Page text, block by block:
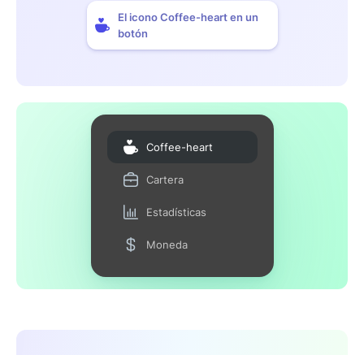
El icono Coffee-heart en un
botón
Coffee-heart
Cartera
Estadísticas
Moneda